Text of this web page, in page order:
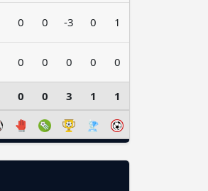
0 0 -3 0 1
0 0 0 0 0
0 0 3 1
1